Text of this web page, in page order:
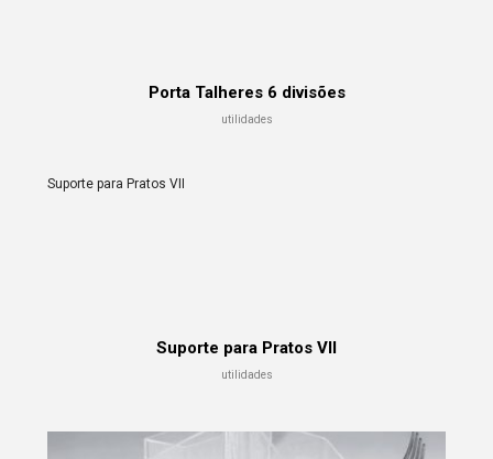
Porta Talheres 6 divisões
utilidades
Suporte para Pratos VII
Suporte para Pratos VII
utilidades